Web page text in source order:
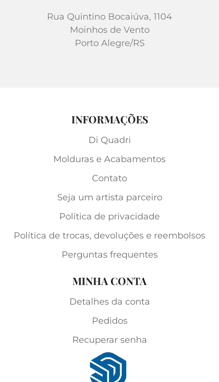
Rua Quintino Bocaiúva, 1104
Moinhos de Vento
Porto Alegre/RS
INFORMAÇÕES
Di Quadri
Molduras e Acabamentos
Contato
Seja um artista parceiro
Política de privacidade
Política de trocas, devoluções e reembolsos
Perguntas frequentes
MINHA CONTA
Detalhes da conta
Pedidos
Recuperar senha